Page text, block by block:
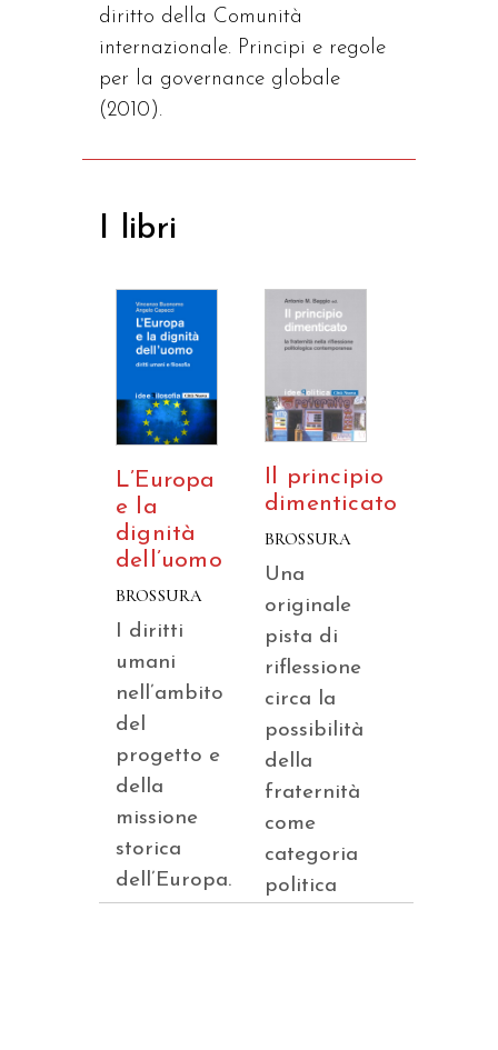
diritto della Comunità
internazionale. Principi e regole
per la governance globale
(2010).
I libri
L’Europa
e la
dignità
dell’uomo
BROSSURA
I diritti
umani
nell’ambito
del
progetto e
della
missione
storica
dell’Europa.
Il principio
dimenticato
BROSSURA
Una
originale
pista di
riflessione
circa la
possibilità
della
fraternità
come
categoria
politica